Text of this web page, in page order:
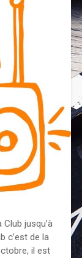
jusqu’à
c’est de la
il est